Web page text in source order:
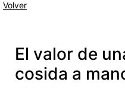
Volver
El valor de
cosida a